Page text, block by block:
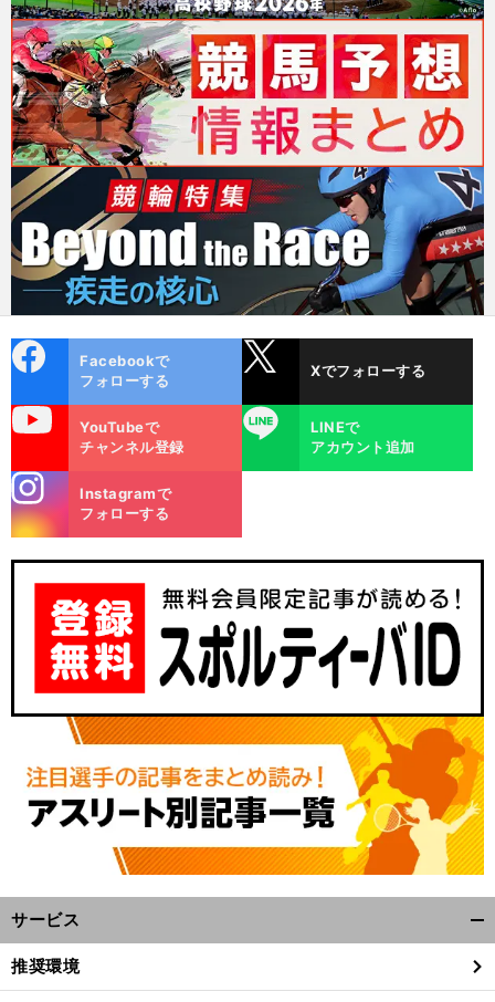
ok
Facebookで
フォローする
Xでフォローする
YouTubeで
チャンネル登録
LINE
LINEで
アカウント追加
m
Instagramで
フォローする
サービス
閉
推奨環境